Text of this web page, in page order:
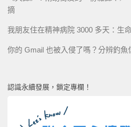
摘
我朋友住在精神病院 3000 多天：生
你的 Gmail 也被入侵了嗎？分辨釣魚
認識永續發展，鎖定專欄！